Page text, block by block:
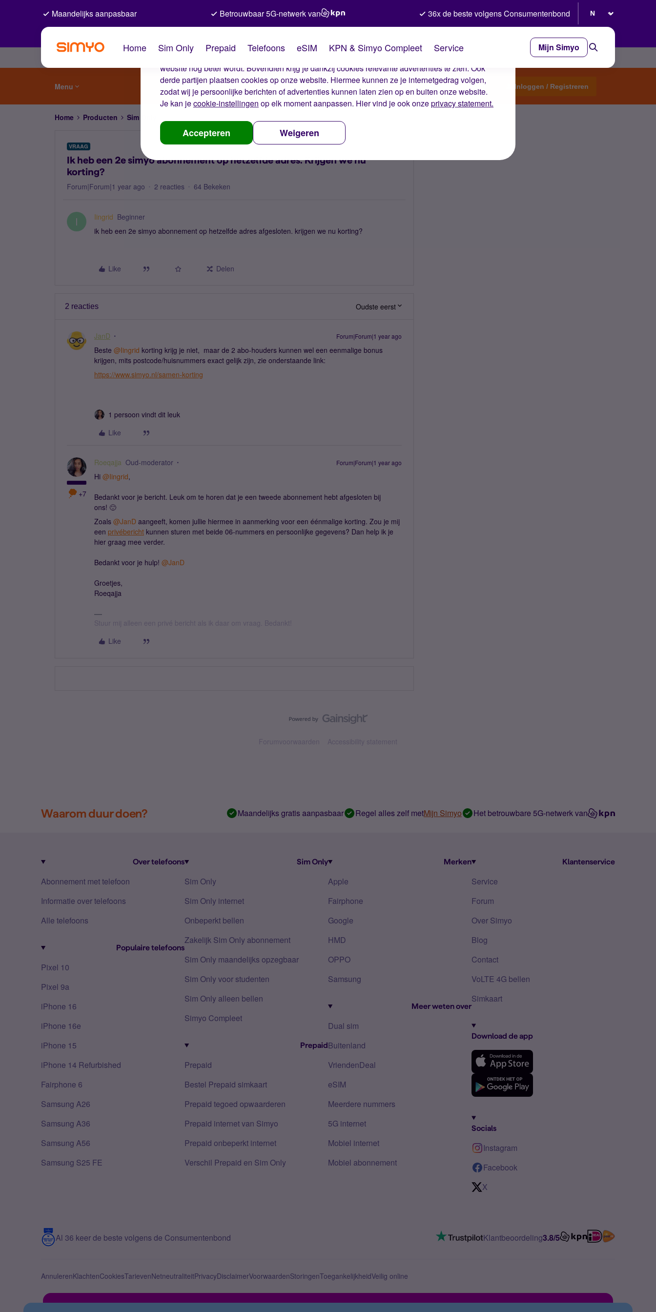
De cookies van Simyo
Wij gebruiken cookies op onze website. Met deze cookies zorgen wij ervoor dat je ervaring op de
website nog beter wordt. Bovendien krijg je dankzij cookies relevante advertenties te zien. Ook
derde partijen plaatsen cookies op onze website. Hiermee kunnen ze je internetgedrag volgen,
zodat wij je persoonlijke berichten of advertenties kunnen laten zien op en buiten onze website.
Je kan jecookie-instellingen op elk moment aanpassen. Hier vind je ook onzeprivacy statement.
Accepteren Weigeren
Maandelijks aanpasbaar Betrouwbaar 5G-netwerk van 36x de beste volgens Consumentenbond
Home Sim Only Prepaid Telefoons eSIM KPN & Simyo Compleet Service Mijn Simyo
Menu Start een topic Inloggen / Registreren
Home Producten Sim Only
VRAAG
Ik heb een 2e simyo abonnement op hetzelfde adres. Krijgen we nu
korting?
Forum|Forum|1 year ago 2 reacties 64 Bekeken
I Iingrid Beginner
ik heb een 2e simyo abonnement op hetzelfde adres afgesloten. krijgen we nu korting?
Like Delen
2 reacties Oudste eerst
JanD Forum|Forum|1 year ago
Beste ​ @Iingrid korting krijg je niet, maar de 2 abo-houders kunnen wel een eenmalige bonus
krijgen, mits postcode/huisnummers exact gelijk zijn, zie onderstaande link:
https://www.simyo.nl/samen-korting
1 persoon vindt dit leuk
Like
+7
Roeqajja Oud-moderator Forum|Forum|1 year ago
Hi ​ @Iingrid,
Bedankt voor je bericht. Leuk om te horen dat je een tweede abonnement hebt afgesloten bij
ons! 🙂
Zoals ​ @JanD aangeeft, komen jullie hiermee in aanmerking voor een éénmalige korting. Zou je mij
een privébericht kunnen sturen met beide 06-nummers en persoonlijke gegevens? Dan help ik je
hier graag mee verder.
Bedankt voor je hulp! ​ @JanD
Groetjes,
Roeqajja
Stuur mij alleen een privé bericht als ik daar om vraag. Bedankt!
Like
Forumvoorwaarden Accessibility statement
Waarom duur doen? Maandelijks gratis aanpasbaar Regel alles zelf metMijn Simyo Het betrouwbare 5G-netwerk van
Over telefoons
Abonnement met telefoon
Informatie over telefoons
Alle telefoons
Populaire telefoons
Pixel 10
Pixel 9a
iPhone 16
iPhone 16e
iPhone 15
iPhone 14 Refurbished
Fairphone 6
Samsung A26
Samsung A36
Samsung A56
Samsung S25 FE
Sim Only
Sim Only
Sim Only internet
Onbeperkt bellen
Zakelijk Sim Only abonnement
Sim Only maandelijks opzegbaar
Sim Only voor studenten
Sim Only alleen bellen
Simyo Compleet
Prepaid
Prepaid
Bestel Prepaid simkaart
Prepaid tegoed opwaarderen
Prepaid internet van Simyo
Prepaid onbeperkt internet
Verschil Prepaid en Sim Only
Merken
Apple
Fairphone
Google
HMD
OPPO
Samsung
Meer weten over
Dual sim
Buitenland
VriendenDeal
eSIM
Meerdere nummers
5G internet
Mobiel internet
Mobiel abonnement
Klantenservice
Service
Forum
Over Simyo
Blog
Contact
VoLTE 4G bellen
Simkaart
Download de app
Socials
Instagram
Facebook
X
Al 36 keer de beste volgens de Consumentenbond Klantbeoordeling3.8/5
AnnulerenKlachtenCookiesTarievenNetneutraliteitPrivacyDisclaimerVoorwaardenStoringenToegankelijkheidVeilig online